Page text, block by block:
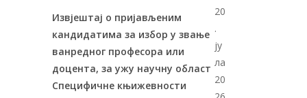
Извјештај о пријављеним
кандидатима за избор у звање
ванредног професора или
доцента, за ужу научну област
Специфичне књижевности
20
.
ју
ла
20